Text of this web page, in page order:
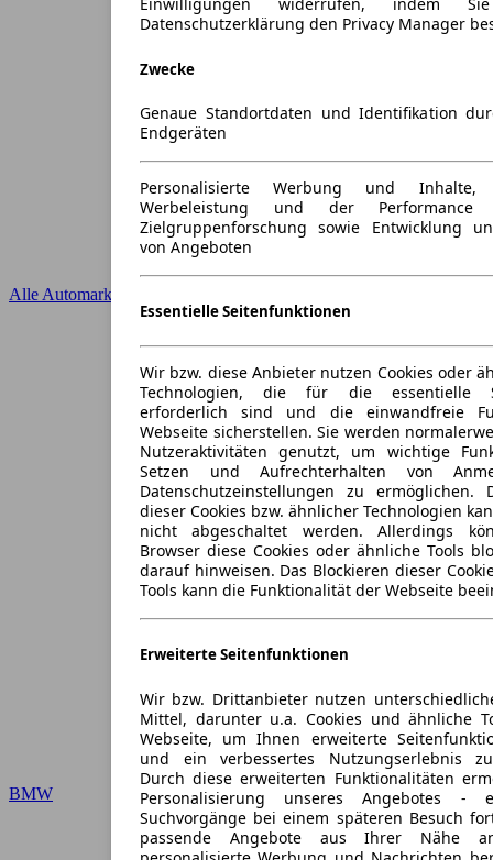
Alle Automarken
BMW
Einwilligungen widerrufen, indem
Datenschutzerklärung den Privacy Manager
Zwecke
Genaue Standortdaten und Identifikation
Endgeräten
Personalisierte Werbung und Inhalte,
Werbeleistung und der
Zielgruppenforschung sowie Entwicklung
von Angeboten
Essentielle Seitenfunktionen
Wir bzw. diese Anbieter nutzen Cookies oder
Technologien, die für die essentielle
erforderlich sind und die einwandfreie
Webseite sicherstellen. Sie werden
Nutzeraktivitäten genutzt, um wichtige
Setzen und Aufrechterhalten von
Datenschutzeinstellungen zu ermöglichen.
dieser Cookies bzw. ähnlicher Technologien
nicht abgeschaltet werden. Allerdings
Browser diese Cookies oder ähnliche Tools
darauf hinweisen. Das Blockieren dieser
Tools kann die Funktionalität der Webseite
Erweiterte Seitenfunktionen
Wir bzw. Drittanbieter nutzen
Mittel, darunter u.a. Cookies und ähnliche
Webseite, um Ihnen erweiterte
und ein verbessertes Nutzungserlebnis
Durch diese erweiterten Funktionalitäten
Personalisierung unseres Angebotes
Suchvorgänge bei einem späteren Besuch
passende Angebote aus Ihrer Nähe